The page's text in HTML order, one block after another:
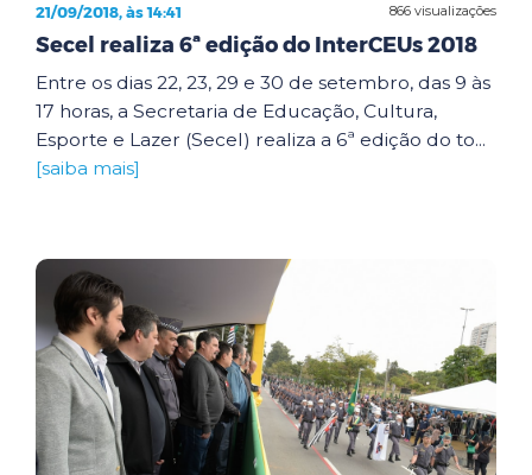
866 visualizações
21/09/2018, às 14:41
Secel realiza 6ª edição do InterCEUs 2018
Entre os dias 22, 23, 29 e 30 de setembro, das 9 às
17 horas, a Secretaria de Educação, Cultura,
Esporte e Lazer (Secel) realiza a 6ª edição do to...
[saiba mais]